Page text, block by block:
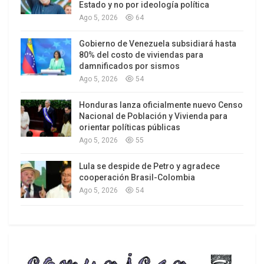
Trump lanzó en diciembre de 2019 la Iniciativa
América Crece, que ofrecía más o menos lo
mismo que la APEP de Biden: el BID y la
Corporación Internacional Financiera de
Desarrollo de Estados Unidos pondrían a
disposición millones de dólares para la
construcción de infraestructura sostenible,
tecnología y redes digitales, así como la
conformación de cadenas productivas en el
nearshoring ).El objetivo fundamental
de ambas es frenar la influencia china en la región.
Estado y no por ideología política
Ago 5, 2026 64
Gobierno de Venezuela subsidiará hasta
80% del costo de viviendas para
damnificados por sismos
Ago 5, 2026 54
Honduras lanza oficialmente nuevo Censo
Nacional de Población y Vivienda para
orientar políticas públicas
Ago 5, 2026 55
Lula se despide de Petro y agradece
cooperación Brasil-Colombia
Ago 5, 2026 54